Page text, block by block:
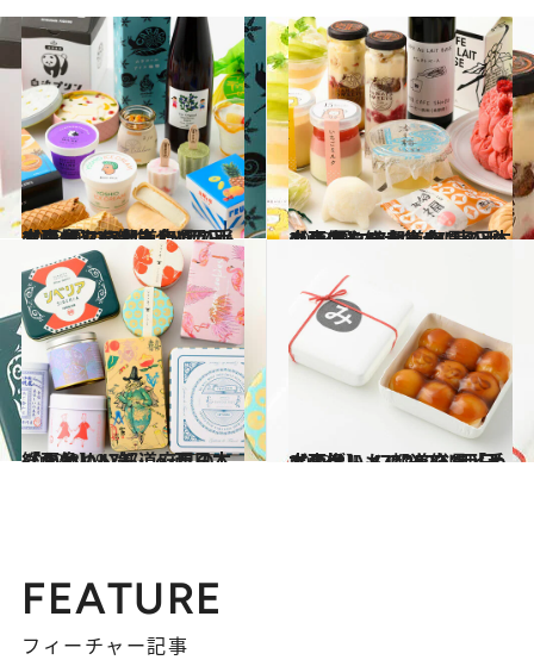
2023.7.23
【画像】47都道府県の手土産 夏にうれしい！ ひんやりおやつ大集合 “西日本エリアを総まとめ”
グルメ 2023.7.14
【画像】47都道府県の手土産 夏にうれしい！ ひんやりおやつ大集合 “東日本エリアを総まとめ”
グルメ
2022.3.19
【画像】47都道府県の「かわいい缶」～西日本総まとめ～
グルメ 2023.1.5
【画像】 47都道府県「手土産グルメ」2023 “西日本の旨いもの”を総まとめ
グルメ
FEATURE
フィーチャー記事